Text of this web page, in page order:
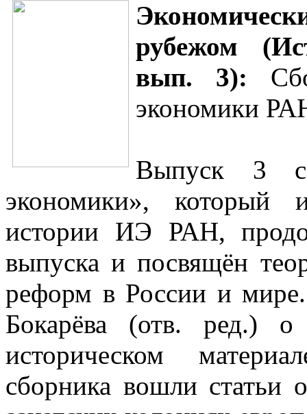
рубежом
вып. 3):
экономики
Выпуск 3
экономики», который
истории ИЭ РАН,
выпуска и посвящён
реформ в России и
Бокарёва (отв. ред.)
историческом
сборника вошли статьи